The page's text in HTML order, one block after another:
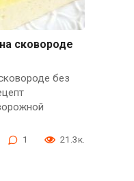
сковороде
без
1 21.3к.